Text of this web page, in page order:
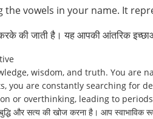
the vowels in your name. It
की जाती है। यह आपकी आंतरिक
wisdom, and truth. You
you are constantly searching for
or overthinking, leading to
और सत्य की खोज करना है। आप स्वाभाविक